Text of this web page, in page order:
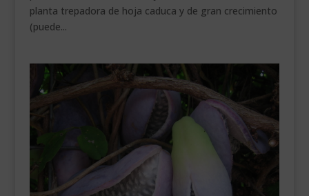
planta trepadora de hoja caduca y de gran crecimiento
(puede...